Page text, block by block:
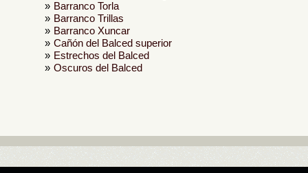
Barranco Torla
Barranco Trillas
Barranco Xuncar
Cañón del Balced superior
Estrechos del Balced
Oscuros del Balced